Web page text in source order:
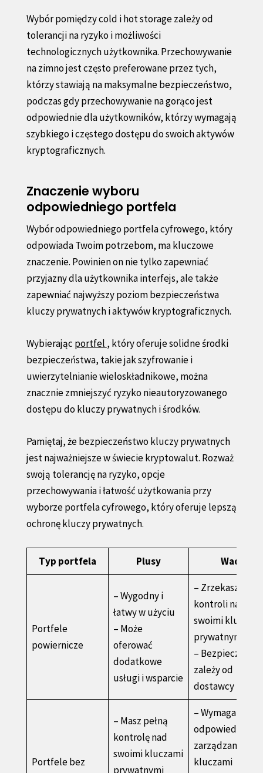
Wybór pomiędzy cold i hot storage zależy od
tolerancji na ryzyko i możliwości
technologicznych użytkownika. Przechowywanie
na zimno jest często preferowane przez tych,
którzy stawiają na maksymalne bezpieczeństwo,
podczas gdy przechowywanie na gorąco jest
odpowiednie dla użytkowników, którzy wymagają
szybkiego i częstego dostępu do swoich aktywów
kryptograficznych.
Znaczenie wyboru
odpowiedniego portfela
Wybór odpowiedniego portfela cyfrowego, który
odpowiada Twoim potrzebom, ma kluczowe
znaczenie. Powinien on nie tylko zapewniać
przyjazny dla użytkownika interfejs, ale także
zapewniać najwyższy poziom bezpieczeństwa
kluczy prywatnych i aktywów kryptograficznych.
Wybierając portfel , który oferuje solidne środki
bezpieczeństwa, takie jak szyfrowanie i
uwierzytelnianie wieloskładnikowe, można
znacznie zmniejszyć ryzyko nieautoryzowanego
dostępu do kluczy prywatnych i środków.
Pamiętaj, że bezpieczeństwo kluczy prywatnych
jest najważniejsze w świecie kryptowalut. Rozważ
swoją tolerancję na ryzyko, opcje
przechowywania i łatwość użytkowania przy
wyborze portfela cyfrowego, który oferuje lepszą
ochronę kluczy prywatnych.
Typ portfela Plusy Wady
Portfele
powiernicze
– Wygodny i
łatwy w użyciu
– Może
oferować
dodatkowe
usługi i wsparcie
– Zrzekasz się
kontroli nad
swoimi
prywatnymi
–
zależy od
dostawcy
Portfele bez
– Masz pełną
kontrolę nad
swoimi kluczami
prywatnymi
– Wymaga
zarządzania
kluczami